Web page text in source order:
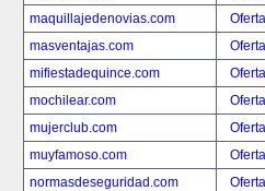
maquillajedenovias.com
masventajas.com
mifiestadequince.com
mochilear.com
mujerclub.com
muyfamoso.com
normasdeseguridad.com